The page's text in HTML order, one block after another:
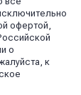
офертой,
о
к